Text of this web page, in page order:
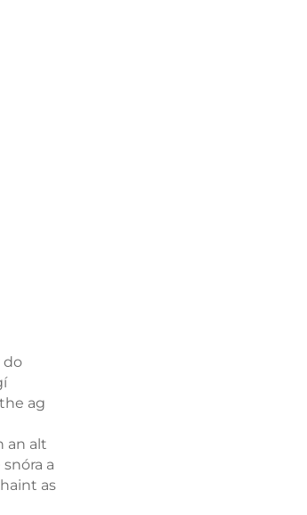
do
ag
an alt
a
as